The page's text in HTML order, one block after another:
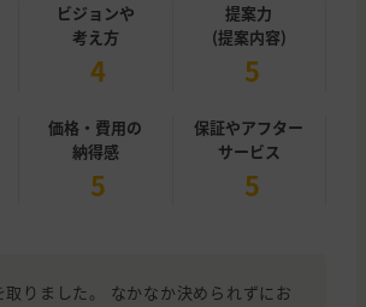
ビジョンや
考え方
4
提案力
(提案内容)
5
価格・費用の
納得感
5
保証やアフター
サービス
5
取りました。 なかなか決められずにお